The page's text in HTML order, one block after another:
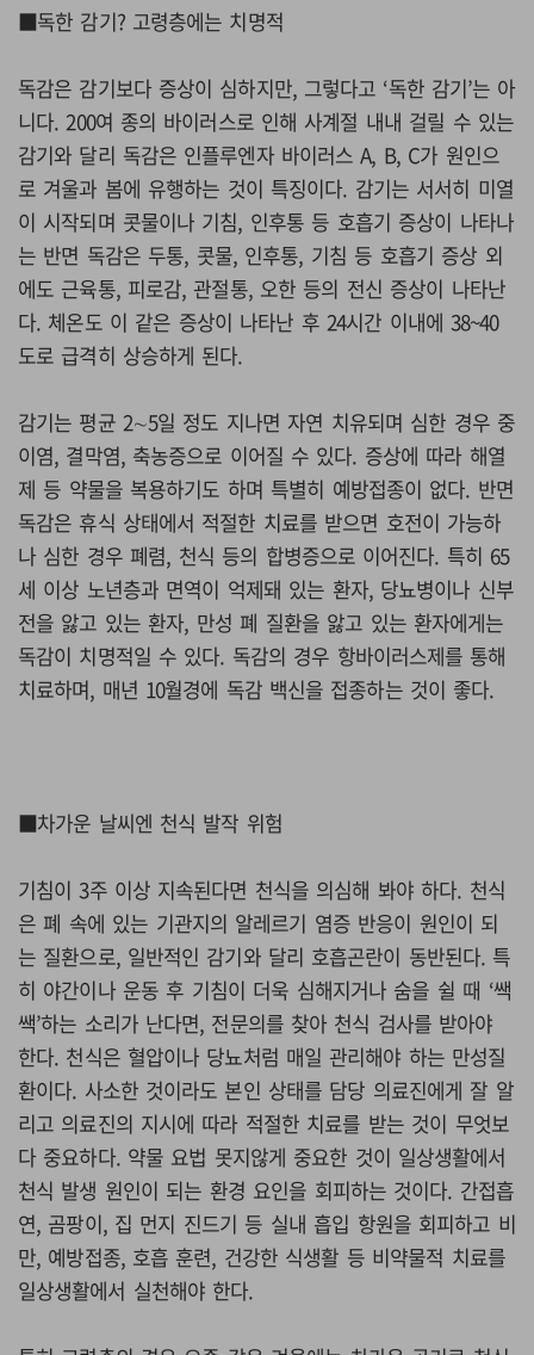
■독한 감기? 고령층에는 치명적
독감은 감기보다 증상이 심하지만, 그렇다고 ‘독한 감기’는 아
니다. 200여 종의 바이러스로 인해 사계절 내내 걸릴 수 있는
감기와 달리 독감은 인플루엔자 바이러스 A, B, C가 원인으
로 겨울과 봄에 유행하는 것이 특징이다. 감기는 서서히 미열
이 시작되며 콧물이나 기침, 인후통 등 호흡기 증상이 나타나
는 반면 독감은 두통, 콧물, 인후통, 기침 등 호흡기 증상 외
에도 근육통, 피로감, 관절통, 오한 등의 전신 증상이 나타난
다. 체온도 이 같은 증상이 나타난 후 24시간 이내에 38~40
도로 급격히 상승하게 된다.
감기는 평균 2∼5일 정도 지나면 자연 치유되며 심한 경우 중
이염, 결막염, 축농증으로 이어질 수 있다. 증상에 따라 해열
제 등 약물을 복용하기도 하며 특별히 예방접종이 없다. 반면
독감은 휴식 상태에서 적절한 치료를 받으면 호전이 가능하
나 심한 경우 폐렴, 천식 등의 합병증으로 이어진다. 특히 65
세 이상 노년층과 면역이 억제돼 있는 환자, 당뇨병이나 신부
전을 앓고 있는 환자, 만성 폐 질환을 앓고 있는 환자에게는
독감이 치명적일 수 있다. 독감의 경우 항바이러스제를 통해
치료하며, 매년 10월경에 독감 백신을 접종하는 것이 좋다.
■차가운 날씨엔 천식 발작 위험
기침이 3주 이상 지속된다면 천식을 의심해 봐야 하다. 천식
은 폐 속에 있는 기관지의 알레르기 염증 반응이 원인이 되
는 질환으로, 일반적인 감기와 달리 호흡곤란이 동반된다. 특
히 야간이나 운동 후 기침이 더욱 심해지거나 숨을 쉴 때 ‘쌕
쌕’하는 소리가 난다면, 전문의를 찾아 천식 검사를 받아야
한다. 천식은 혈압이나 당뇨처럼 매일 관리해야 하는 만성질
환이다. 사소한 것이라도 본인 상태를 담당 의료진에게 잘 알
리고 의료진의 지시에 따라 적절한 치료를 받는 것이 무엇보
다 중요하다. 약물 요법 못지않게 중요한 것이 일상생활에서
천식 발생 원인이 되는 환경 요인을 회피하는 것이다. 간접흡
연, 곰팡이, 집 먼지 진드기 등 실내 흡입 항원을 회피하고 비
만, 예방접종, 호흡 훈련, 건강한 식생활 등 비약물적 치료를
일상생활에서 실천해야 한다.